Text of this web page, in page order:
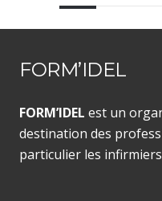
FORM’IDEL
FORM’IDEL est un
destination des
particulier les